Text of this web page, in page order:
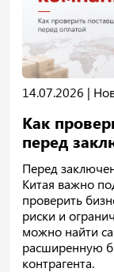
14.07.2026 |
Как
перед
Перед
Китая важно
проверить
риски и
можно найти
расширенную
контрагента.